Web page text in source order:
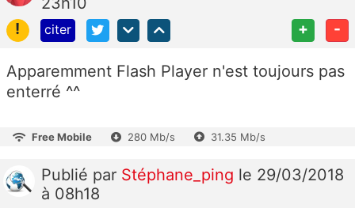
!
citer + -
Apparemment Flash Player n'est toujours pas
enterré ^^
Free Mobile 280 Mb/s 31.35 Mb/s
Publié par Stéphane_ping le 29/03/2018
à 08h18